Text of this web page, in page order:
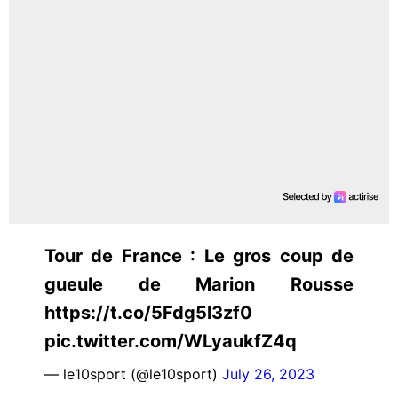
Tour de France : Le gros coup de
gueule de Marion Rousse
https://t.co/5Fdg5l3zf0
pic.twitter.com/WLyaukfZ4q
— le10sport (@le10sport) July 26, 2023